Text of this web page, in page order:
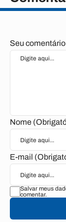
Seu
Nome
E-mail
Salvar meus
comentar.